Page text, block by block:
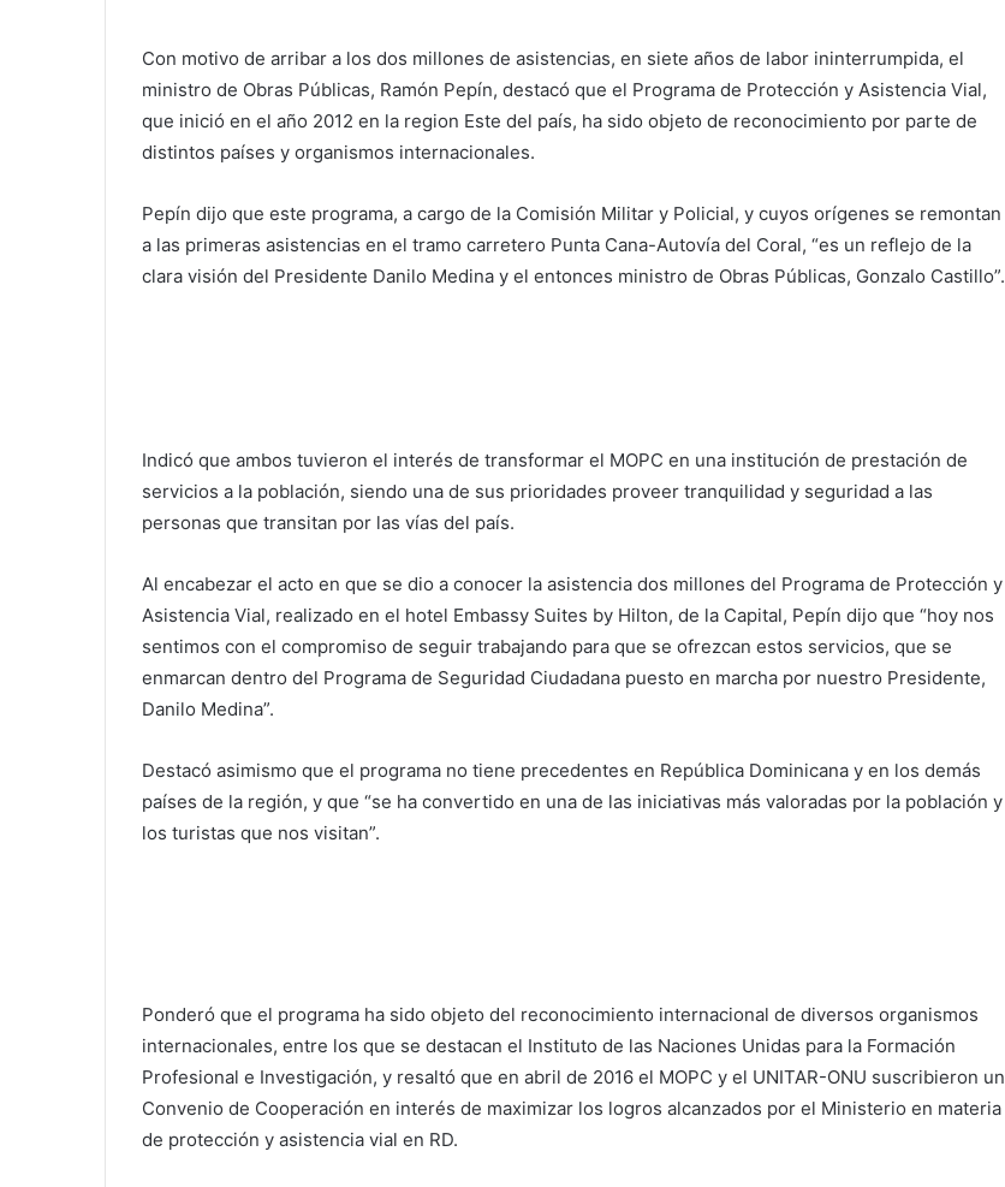
Con motivo de arribar a los dos millones de asistencias, en siete años de labor ininterrumpida, el
ministro de Obras Públicas, Ramón Pepín, destacó que el Programa de Protección y Asistencia Vial,
que inició en el año 2012 en la region Este del país, ha sido objeto de reconocimiento por parte de
distintos países y organismos internacionales.
Pepín dijo que este programa, a cargo de la Comisión Militar y Policial, y cuyos orígenes se remontan
a las primeras asistencias en el tramo carretero Punta Cana-Autovía del Coral, “es un reflejo de la
clara visión del Presidente Danilo Medina y el entonces ministro de Obras Públicas, Gonzalo Castillo”.
Indicó que ambos tuvieron el interés de transformar el MOPC en una institución de prestación de
servicios a la población, siendo una de sus prioridades proveer tranquilidad y seguridad a las
personas que transitan por las vías del país.
Al encabezar el acto en que se dio a conocer la asistencia dos millones del Programa de Protección y
Asistencia Vial, realizado en el hotel Embassy Suites by Hilton, de la Capital, Pepín dijo que “hoy nos
sentimos con el compromiso de seguir trabajando para que se ofrezcan estos servicios, que se
enmarcan dentro del Programa de Seguridad Ciudadana puesto en marcha por nuestro Presidente,
Danilo Medina”.
Destacó asimismo que el programa no tiene precedentes en República Dominicana y en los demás
países de la región, y que “se ha convertido en una de las iniciativas más valoradas por la población y
los turistas que nos visitan”.
Ponderó que el programa ha sido objeto del reconocimiento internacional de diversos organismos
internacionales, entre los que se destacan el Instituto de las Naciones Unidas para la Formación
Profesional e Investigación, y resaltó que en abril de 2016 el MOPC y el UNITAR-ONU suscribieron un
Convenio de Cooperación en interés de maximizar los logros alcanzados por el Ministerio en materia
de protección y asistencia vial en RD.